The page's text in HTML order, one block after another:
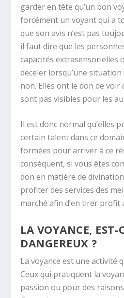
garder en tête qu’un bon
forcément un voyant qui a
que son avis n’est pas
il faut dire que les
capacités extrasensorielles
déceler lorsqu’une
non. Elles ont le don de voir
sont pas visibles pour les
Il est donc normal qu’elles
certain talent dans ce
formées pour arriver à ce
conséquent, si vous êtes
don en matière de
profiter des services des
marché afin d’en tirer profit
LA VOYANCE, EST-
DANGEREUX ?
La voyance est une activité
Ceux qui pratiquent la
passion ou pour des